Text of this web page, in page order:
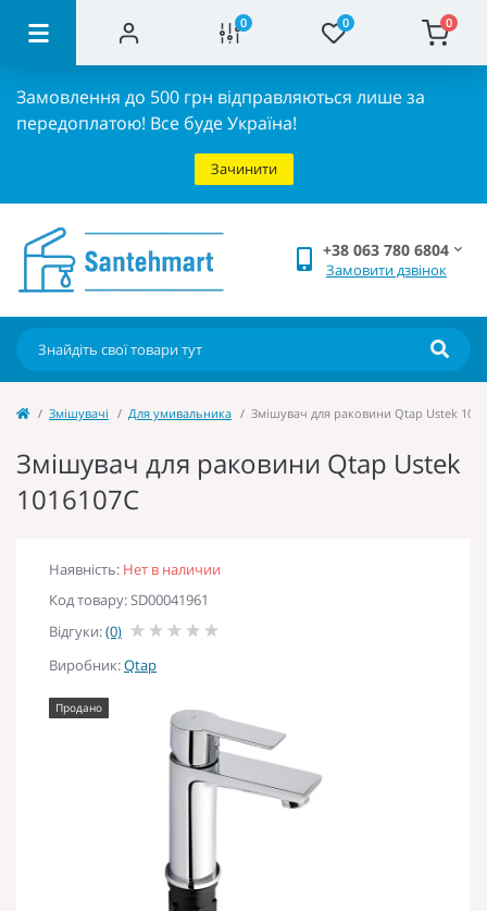
0 0 0
Замовлення до 500 грн відправляються лише за
передоплатою! Все буде Україна!
Зачинити
+38 063 780 6804
Замовити дзвінок
Змішувачі Для умивальника Змішувач для раковини Qtap Ustek
Змішувач для раковини Qtap Ustek
1016107C
Наявність: Нет в наличии
Код товару: SD00041961
Відгуки:(0)
Виробник:Qtap
Продано